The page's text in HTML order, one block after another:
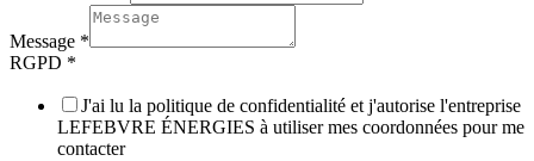
Message *
RGPD *
J'ai lu la politique de confidentialité et j'autorise l'entreprise
LEFEBVRE ÉNERGIES à utiliser mes coordonnées pour me
contacter